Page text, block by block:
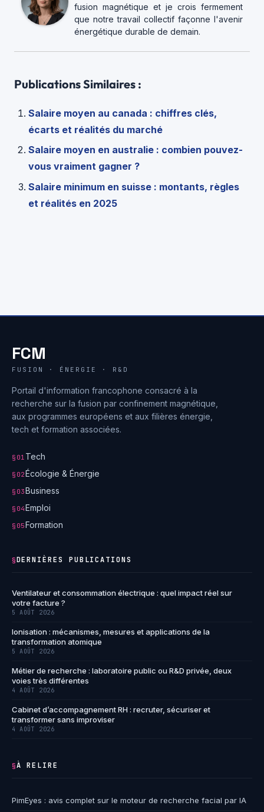
fusion magnétique et je crois fermement
que notre travail collectif façonne l'avenir
énergétique durable de demain.
Publications Similaires :
Salaire moyen au canada : chiffres clés,
écarts et réalités du marché
Salaire moyen en australie : combien pouvez-
vous vraiment gagner ?
Salaire minimum en suisse : montants, règles
et réalités en 2025
FCM
FUSION · ÉNERGIE · R&D
Portail d'information francophone consacré à la
recherche sur la fusion par confinement magnétique,
aux programmes européens et aux filières énergie,
tech et formation associées.
§01 Tech
§02Écologie & Énergie
§03Business
§04Emploi
§05Formation
§DERNIÈRES PUBLICATIONS
Ventilateur et consommation électrique : quel impact réel sur
votre facture ?
5 AOÛT 2026
Ionisation : mécanismes, mesures et applications de la
transformation atomique
5 AOÛT 2026
Métier de recherche : laboratoire public ou R&D privée, deux
voies très différentes
4 AOÛT 2026
Cabinet d’accompagnement RH : recruter, sécuriser et
transformer sans improviser
4 AOÛT 2026
§À RELIRE
PimEyes : avis complet sur le moteur de recherche facial par IA